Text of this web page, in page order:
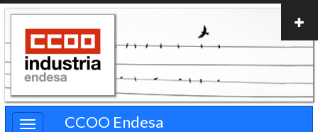
Pasar
contenido
principal
CCOO Endesa